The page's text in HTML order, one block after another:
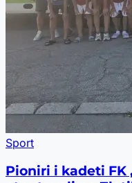
Sport
Pioniri i kadeti FK